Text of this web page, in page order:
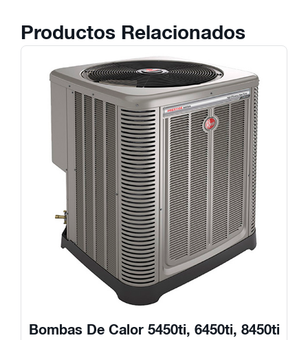
Productos Relacionados
Bombas De Calor 5450ti, 6450ti, 8450ti